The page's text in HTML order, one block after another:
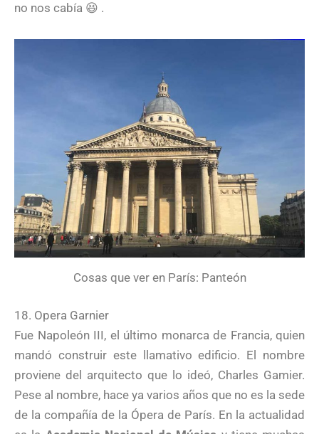
no nos cabía 😆 .
Cosas que ver en París: Panteón
18. Opera Garnier
Fue Napoleón III, el último monarca de Francia, quien
mandó construir este llamativo edificio. El nombre
proviene del arquitecto que lo ideó, Charles Gamier.
Pese al nombre, hace ya varios años que no es la sede
de la compañía de la Ópera de París. En la actualidad